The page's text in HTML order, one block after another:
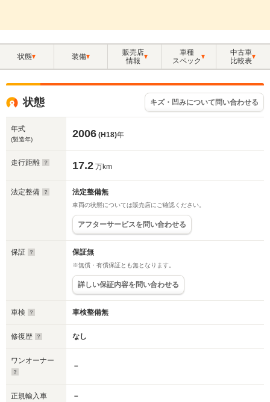
状態 装備
販売店
情報
車種
スペック
中古車
比較表
状態 キズ・凹みについて問い合わせる
年式
(製造年) 2006 (H18)年
走行距離 17.2 万km
法定整備 法定整備無
車両の状態については販売店にご確認ください。
アフターサービスを問い合わせる
保証 保証無
※無償・有償保証とも無となります。
詳しい保証内容を問い合わせる
車検 車検整備無
修復歴 なし
ワンオーナー
－
正規輸入車 －